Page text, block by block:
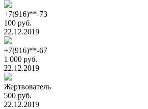
+7(916)**-73
100 руб.
22.12.2019
+7(916)**-67
1 000 руб.
22.12.2019
Жертвователь
500 руб.
22.12.2019